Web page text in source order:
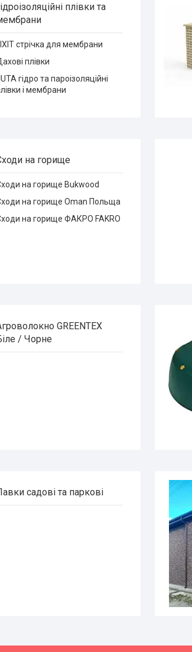
плівки та
стрічка для мембрани
плівки
гідро та пароізоляційні
і мембрани
на горище
на горище Bukwood
на горище Oman Польща
на горище ФАКРО FAKRO
GREENTEX
/ Чорне
садові та паркові